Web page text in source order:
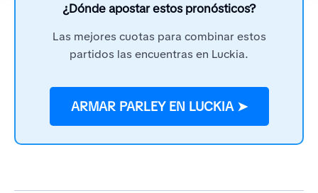
¿Dónde apostar estos pronósticos?
Las mejores cuotas para combinar estos
partidos las encuentras en Luckia.
ARMAR PARLEY EN LUCKIA ➤